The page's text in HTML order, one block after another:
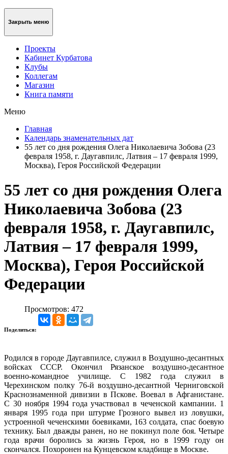
Закрыть меню
Проекты
Кабинет Курбатова
Клубы
Коллегам
Магазин
Книга памяти
Меню
Главная
Календарь знаменательных дат
55 лет со дня рождения Олега Николаевича Зобова (23
февраля 1958, г. Даугавпилс, Латвия – 17 февраля 1999,
Москва), Героя Российской Федерации
55 лет со дня рождения Олега
Николаевича Зобова (23
февраля 1958, г. Даугавпилс,
Латвия – 17 февраля 1999,
Москва), Героя Российской
Федерации
Просмотров: 472
Поделиться:
Родился в городе Даугавпилсе, служил в Воздушно-десантных
войсках СССР. Окончил Рязанское воздушно-десантное
военно-командное училище. С 1982 года служил в
Черехинском полку 76-й воздушно-десантной Черниговской
Краснознаменной дивизии в Пскове. Воевал в Афганистане.
С 30 ноября 1994 года участвовал в чеченской кампании. 1
января 1995 года при штурме Грозного вывел из ловушки,
устроенной чеченскими боевиками, 163 солдата, спас боевую
технику. Был дважды ранен, но не покинул поле боя. Четыре
года врачи боролись за жизнь Героя, но в 1999 году он
скончался. Похоронен на Кунцевском кладбище в Москве.